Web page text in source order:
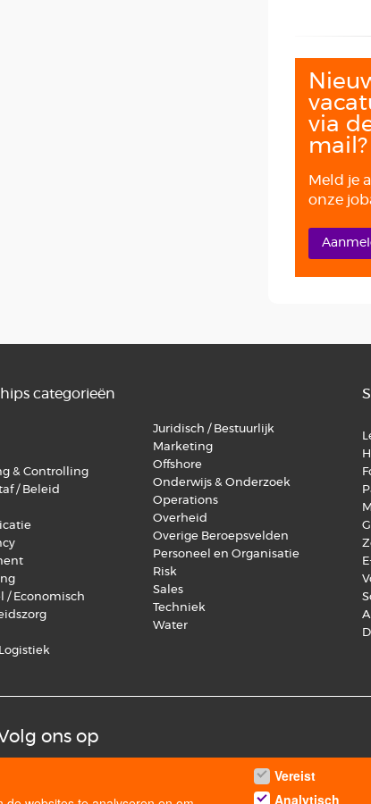
via
mail?
Meld je
onze
categorieën
& Controlling
/ Beleid
/ Economisch
Juridisch / Bestuurlijk
Marketing
Offshore
Onderwijs & Onderzoek
Operations
Overheid
Overige Beroepsvelden
Personeel en Organisatie
Risk
Sales
Techniek
Water
ons op
Vereist
Analytisch